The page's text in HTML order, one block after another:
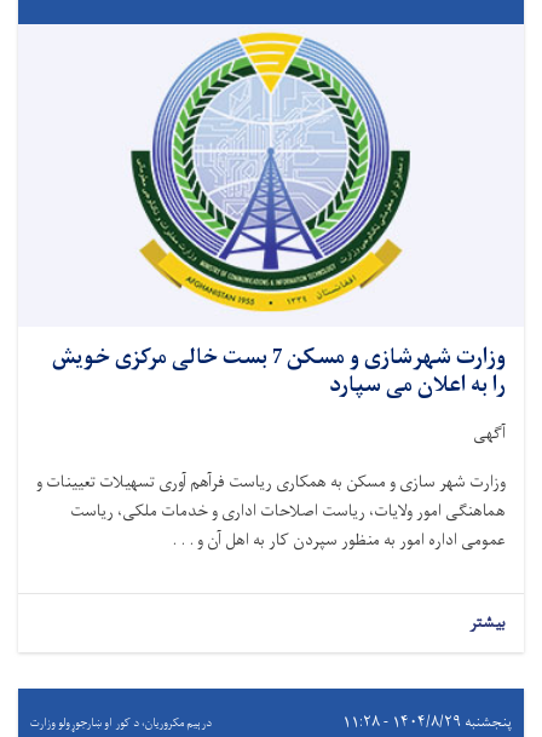
وزارت شهرشازی و مسکن 7 بست خالی مرکزی خویش
را به اعلان می سپارد
آگهی
وزارت شهر سازی و مسکن به همکاری ریاست فرآهم آوری تسهیلات تعیینات و
هماهنګی امور ولایات، ریاست اصلاحات اداری و خدمات ملکی، ریاست
عمومی اداره امور به منظور سپردن کار به اهل آن و . . .
بیشتر
پنجشنبه ۱۴۰۴/۸/۲۹ - ۱۱:۲۸ درېيم مکروریان، د کور او ښارجوړولو وزارت